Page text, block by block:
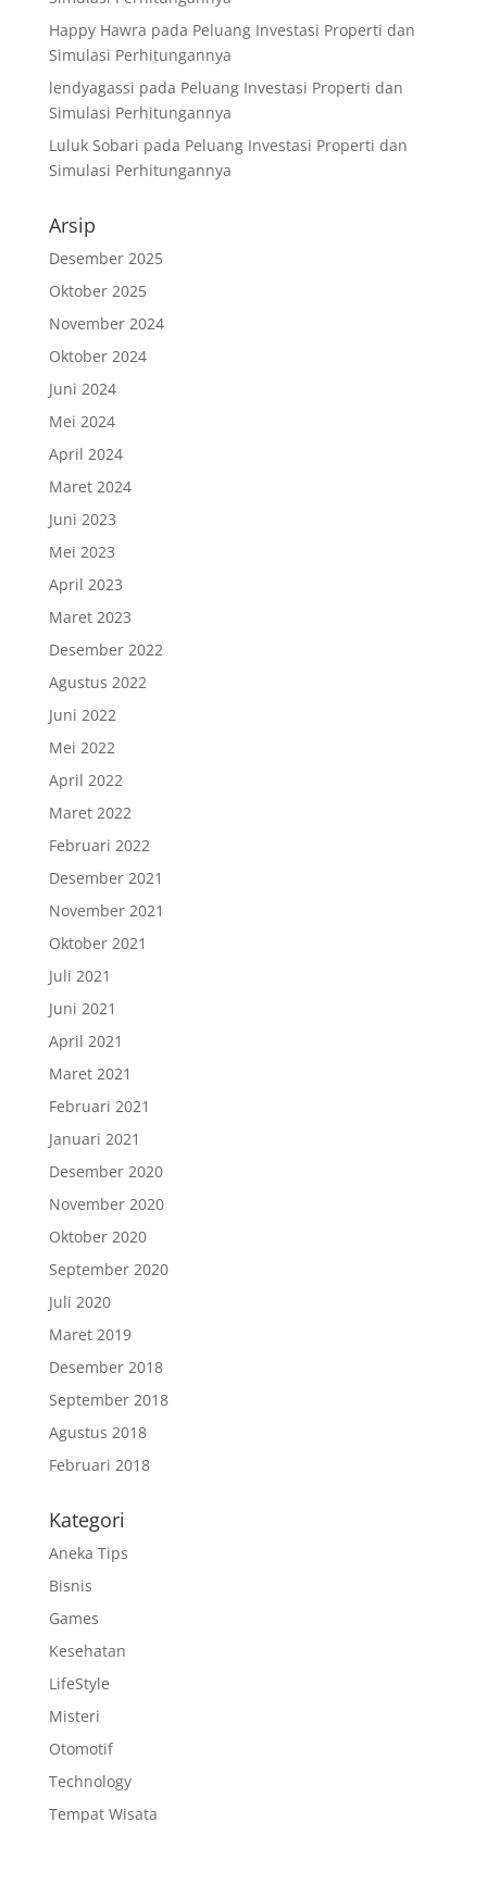
Happy Hawra pada Peluang Investasi Properti dan
Simulasi Perhitungannya
lendyagassi pada Peluang Investasi Properti dan
Simulasi Perhitungannya
Luluk Sobari pada Peluang Investasi Properti dan
Simulasi Perhitungannya
Arsip
Desember 2025
Oktober 2025
November 2024
Oktober 2024
Juni 2024
Mei 2024
April 2024
Maret 2024
Juni 2023
Mei 2023
April 2023
Maret 2023
Desember 2022
Agustus 2022
Juni 2022
Mei 2022
April 2022
Maret 2022
Februari 2022
Desember 2021
November 2021
Oktober 2021
Juli 2021
Juni 2021
April 2021
Maret 2021
Februari 2021
Januari 2021
Desember 2020
November 2020
Oktober 2020
September 2020
Juli 2020
Maret 2019
Desember 2018
September 2018
Agustus 2018
Februari 2018
Kategori
Aneka Tips
Bisnis
Games
Kesehatan
LifeStyle
Misteri
Otomotif
Technology
Tempat Wisata